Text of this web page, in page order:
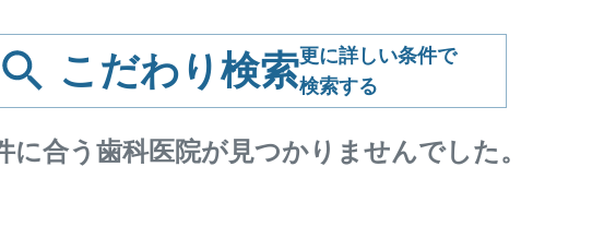
こだわり検索更に詳しい条件で
検索する
に合う歯科医院が見つかりませんでした。